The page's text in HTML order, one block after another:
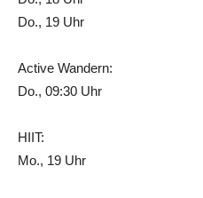
Do., 19 Uhr
Active Wandern:
Do., 09:30 Uhr
HIIT:
Mo., 19 Uhr